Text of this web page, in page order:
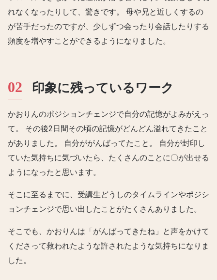
れなくなったりして、驚きです。 母や兄と近しくするの
が苦手だったのですが、少しずつ会ったり会話したりする
頻度を増やすことができるようになりました。
印象に残っているワーク
かおりんのポジションチェンジで自分の記憶がよみがえっ
て。 その後2日間その頃の記憶がどんどん溢れてきたこと
がありました。 自分ががんばってたこと。 自分が封印し
ていた気持ちに気づいたら、たくさんのことに〇が出せる
ようになったと思います。
そこに至るまでに、受講生どうしのタイムラインやポジシ
ョンチェンジで思い出したことがたくさんありました。
そこでも、かおりんは「がんばってきたね」と声をかけて
くださって救われたような許されたような気持ちになりま
した。